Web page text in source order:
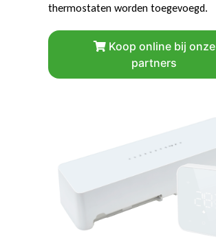
thermostaten worden toegevoegd.
Koop online bij onze
partners